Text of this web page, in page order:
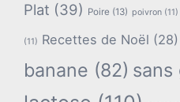
Plat (39) Poire (13) poivron (11)
(11) Recettes de Noël (28)
banane (82) sans